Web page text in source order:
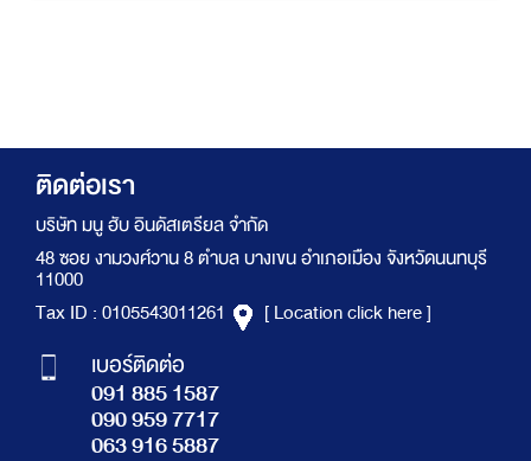
ติดต่อเรา
บริษัท มนู ฮับ อินดัสเตรียล จำกัด
48 ซอย งามวงศ์วาน 8 ตำบล บางเขน อำเภอเมือง จังหวัดนนทบุรี
11000
Tax ID : 0105543011261
[ Location click here ]
เบอร์ติดต่อ
091 885 1587
090 959 7717
063 916 5887